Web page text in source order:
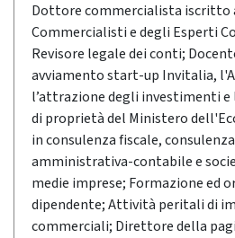
Dottore commercialista iscritto
Commercialisti e degli Esperti
Revisore legale dei conti;
avviamento start-up Invitalia,
l’attrazione degli investimenti
di proprietà del Ministero
in consulenza fiscale,
amministrativa-contabile e
medie imprese; Formazione ed
dipendente; Attività peritali di
commerciali; Direttore della